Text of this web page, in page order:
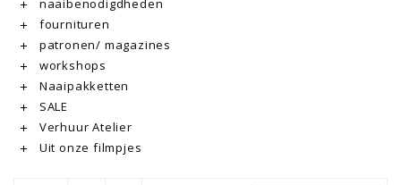
naaibenodigdheden
fournituren
patronen/ magazines
workshops
Naaipakketten
SALE
Verhuur Atelier
Uit onze filmpjes